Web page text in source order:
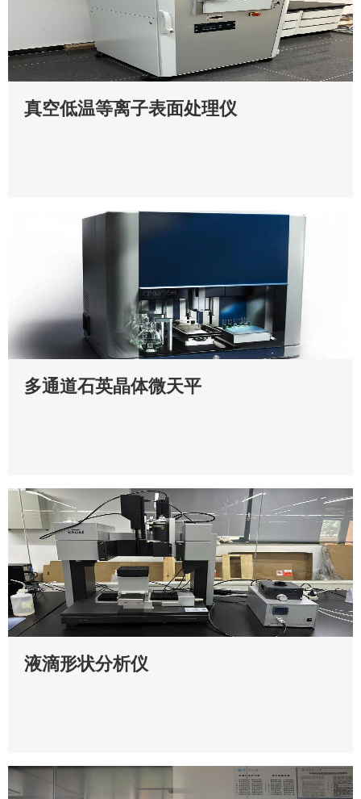
真空低温等离子表面处理仪
多通道石英晶体微天平
液滴形状分析仪